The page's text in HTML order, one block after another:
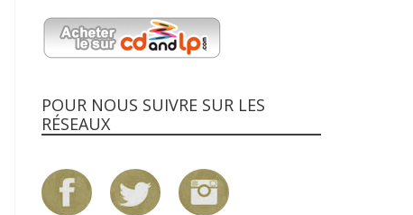
POUR NOUS SUIVRE SUR LES
RÉSEAUX